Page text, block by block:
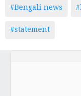
#Bengali news
#statement